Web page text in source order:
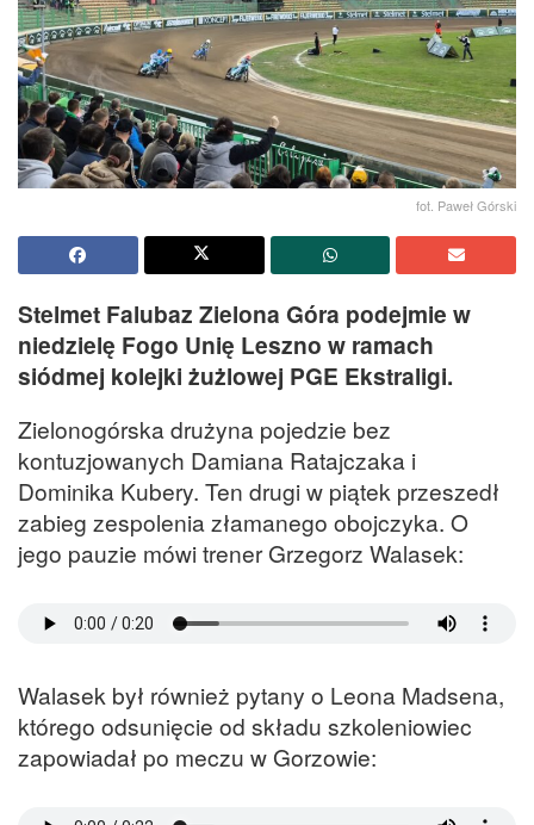
fot. Paweł Górski
Stelmet Falubaz Zielona Góra podejmie w
niedzielę Fogo Unię Leszno w ramach
siódmej kolejki żużlowej PGE Ekstraligi.
Zielonogórska drużyna pojedzie bez
kontuzjowanych Damiana Ratajczaka i
Dominika Kubery. Ten drugi w piątek przeszedł
zabieg zespolenia złamanego obojczyka. O
jego pauzie mówi trener Grzegorz Walasek:
Walasek był również pytany o Leona Madsena,
którego odsunięcie od składu szkoleniowiec
zapowiadał po meczu w Gorzowie: